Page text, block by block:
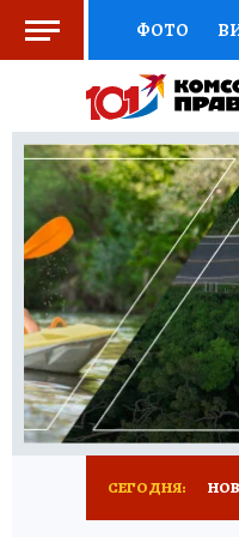
ФОТО
ВЫБОР
КНИЖНАЯ
ПРЕСС-
РАДИО КП
СЕГОДНЯ: